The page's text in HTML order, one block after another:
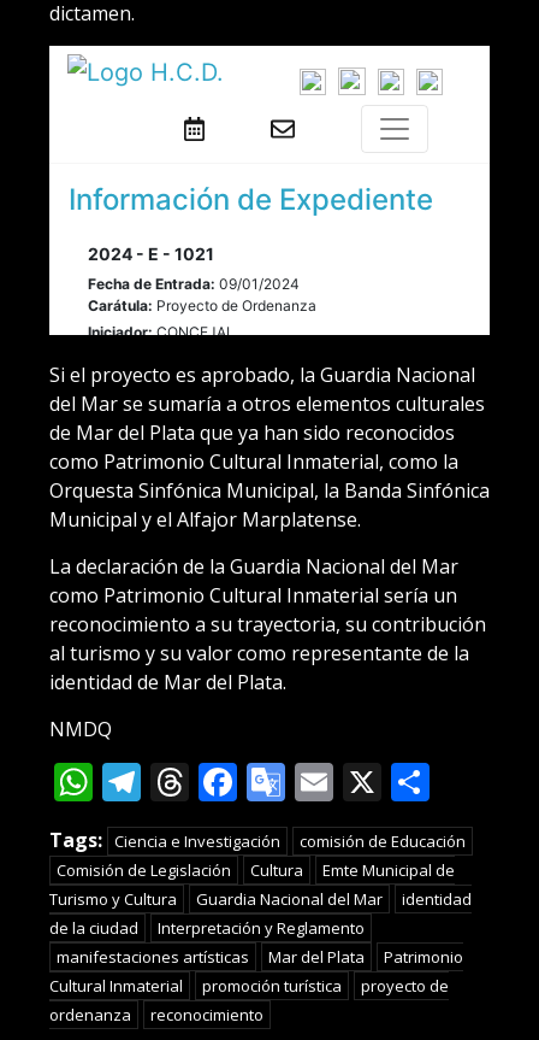
dictamen.
Si el proyecto es aprobado, la Guardia Nacional
del Mar se sumaría a otros elementos culturales
de Mar del Plata que ya han sido reconocidos
como Patrimonio Cultural Inmaterial, como la
Orquesta Sinfónica Municipal, la Banda Sinfónica
Municipal y el Alfajor Marplatense.
La declaración de la Guardia Nacional del Mar
como Patrimonio Cultural Inmaterial sería un
reconocimiento a su trayectoria, su contribución
al turismo y su valor como representante de la
identidad de Mar del Plata.
NMDQ
WhatsApp
Telegram
Threads
Facebook
Google
Translate
Email
X
Tags: Ciencia e Investigación
comisión de Educación
Comisión de Legislación
Cultura
Emte Municipal de
Turismo y Cultura
Guardia Nacional del Mar
identidad
de la ciudad
Interpretación y Reglamento
manifestaciones artísticas
Mar del Plata
Patrimonio
Cultural Inmaterial
promoción turística
proyecto de
ordenanza
reconocimiento